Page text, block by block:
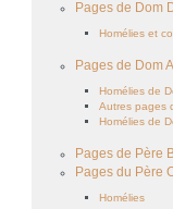
Pages de Dom
Homélies et
Pages de Dom
Homélies de
Autres pages
Homélies de
Pages de Père
Pages du Père
Homélies